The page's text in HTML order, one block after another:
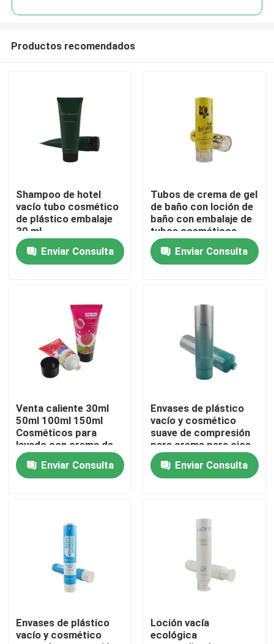
Sobre nosotros
Recorrido por la fábrica
Control de calidad
Solicitar una cita
Tubo cosmético
tubo cosmético vacío
Productos recomendados
Shampoo de hotel
vacío tubo cosmético
de plástico embalaje
30 ml
Enviar Consulta
Tubos de crema de gel
de baño con loción de
baño con embalaje de
tubos cosméticos
ecológicos
personalizados con
tapa de tapa
Enviar Consulta
Venta caliente 30ml
50ml 100ml 150ml
Cosméticos para
lavado con crema de
lavado Tubo blando
para loción corporal
crema para manos
Enviar Consulta
Envases de plástico
vacío y cosmético
suave de compresión
para crema para ojos
Enviar Consulta
Envases de plástico
vacío y cosmético
Loción vacía
ecológica